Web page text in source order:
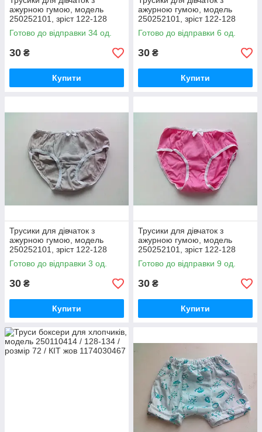
ажурною гумою, модель
250252101, зріст 122-128
розмір 68 БІЛІ/труси дивчачі
труси
Готово до відправки 34 од.
30 ₴
Купити
ажурною гумою, модель
250252101, зріст 122-128
розмір 68 ГОЛУБИ / труси
дівчатру труси
Готово до відправки 6 од.
30 ₴
Купити
Трусики для дівчаток з
ажурною гумою, модель
250252101, зріст 122-128
розмір 68 СІРНІ/труси дивчачі
труси
Готово до відправки 3 од.
30 ₴
Купити
Трусики для дівчаток з
ажурною гумою, модель
250252101, зріст 122-128
розмір 68 РОЗОВНІ/труси
дівчатру труси
Готово до відправки 9 од.
30 ₴
Купити